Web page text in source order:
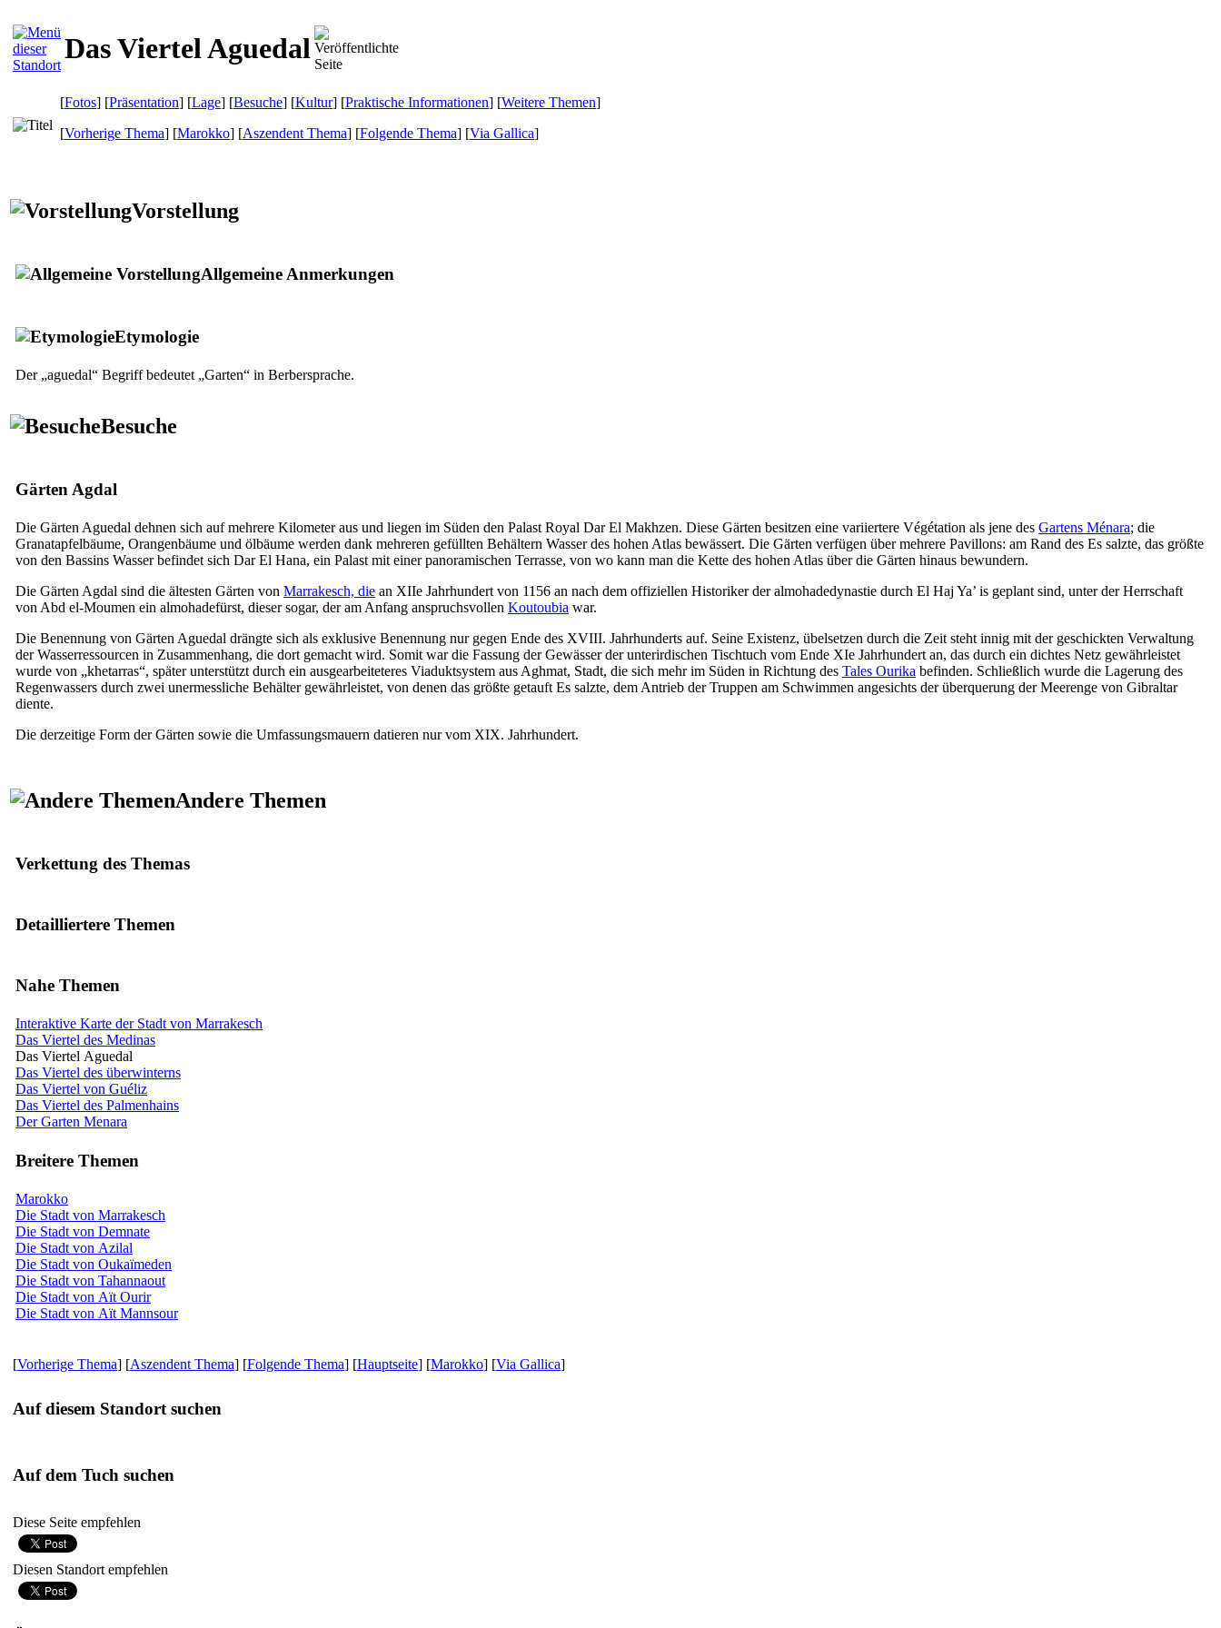
Das Viertel Aguedal
[Fotos] [Präsentation] [Lage] [Besuche] [Kultur] [Praktische Informationen] [Weitere Themen]
[Vorherige Thema] [Marokko] [Aszendent Thema] [Folgende Thema] [Via Gallica]
Vorstellung
Allgemeine Anmerkungen
Etymologie
Der „aguedal“ Begriff bedeutet „Garten“ in Berbersprache.
Besuche
Gärten Agdal
Die Gärten Aguedal dehnen sich auf mehrere Kilometer aus und liegen im Süden den Palast Royal Dar El Makhzen. Diese Gärten besitzen eine variiertere Végétation als jene des Gartens Ménara; die
Granatapfelbäume, Orangenbäume und ölbäume werden dank mehreren gefüllten Behältern Wasser des hohen Atlas bewässert. Die Gärten verfügen über mehrere Pavillons: am Rand des Es salzte, das größte
von den Bassins Wasser befindet sich Dar El Hana, ein Palast mit einer panoramischen Terrasse, von wo kann man die Kette des hohen Atlas über die Gärten hinaus bewundern.
Die Gärten Agdal sind die ältesten Gärten von Marrakesch, die an XIIe Jahrhundert von 1156 an nach dem offiziellen Historiker der almohadedynastie durch El Haj Ya’ is geplant sind, unter der Herrschaft
von Abd el-Moumen ein almohadefürst, dieser sogar, der am Anfang anspruchsvollen Koutoubia war.
Die Benennung von Gärten Aguedal drängte sich als exklusive Benennung nur gegen Ende des XVIII. Jahrhunderts auf. Seine Existenz, übelsetzen durch die Zeit steht innig mit der geschickten Verwaltung
der Wasserressourcen in Zusammenhang, die dort gemacht wird. Somit war die Fassung der Gewässer der unterirdischen Tischtuch vom Ende XIe Jahrhundert an, das durch ein dichtes Netz gewährleistet
wurde von „khetarras“, später unterstützt durch ein ausgearbeiteteres Viaduktsystem aus Aghmat, Stadt, die sich mehr im Süden in Richtung des Tales Ourika befinden. Schließlich wurde die Lagerung des
Regenwassers durch zwei unermessliche Behälter gewährleistet, von denen das größte getauft Es salzte, dem Antrieb der Truppen am Schwimmen angesichts der überquerung der Meerenge von Gibraltar
diente.
Die derzeitige Form der Gärten sowie die Umfassungsmauern datieren nur vom XIX. Jahrhundert.
Andere Themen
Verkettung des Themas
Detailliertere Themen
Nahe Themen
Interaktive Karte der Stadt von Marrakesch
Das Viertel des Medinas
Das Viertel Aguedal
Das Viertel des überwinterns
Das Viertel von Guéliz
Das Viertel des Palmenhains
Der Garten Menara
Breitere Themen
Marokko
Die Stadt von Marrakesch
Die Stadt von Demnate
Die Stadt von Azilal
Die Stadt von Oukaïmeden
Die Stadt von Tahannaout
Die Stadt von Aït Ourir
Die Stadt von Aït Mannsour
[Vorherige Thema] [Aszendent Thema] [Folgende Thema] [Hauptseite] [Marokko] [Via Gallica]
Auf diesem Standort suchen
Auf dem Tuch suchen
Diese Seite empfehlen
Diesen Standort empfehlen